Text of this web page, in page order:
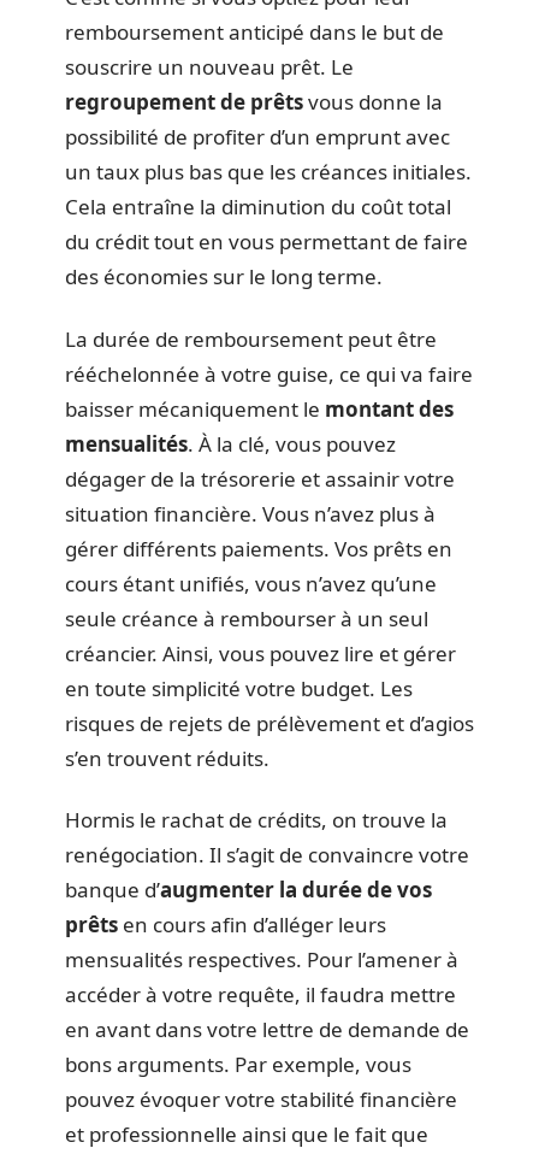
remboursement anticipé dans le but de
souscrire un nouveau prêt. Le
regroupement de prêtsvous donne la
possibilité de profiter d’un emprunt avec
un taux plus bas que les créances initiales.
Cela entraîne la diminution du coût total
du crédit tout en vous permettant de faire
des économies sur le long terme.
La durée de remboursement peut être
rééchelonnée à votre guise, ce qui va faire
baisser mécaniquement le montant des
mensualités. À la clé, vous pouvez
dégager de la trésorerie et assainir votre
situation financière. Vous n’avez plus à
gérer différents paiements. Vos prêts en
cours étant unifiés, vous n’avez qu’une
seule créance à rembourser à un seul
créancier. Ainsi, vous pouvez lire et gérer
en toute simplicité votre budget. Les
risques de rejets de prélèvement et d’agios
s’en trouvent réduits.
Hormis le rachat de crédits, on trouve la
renégociation. Il s’agit de convaincre votre
banque d’augmenter la durée de vos
prêts en cours afin d’alléger leurs
mensualités respectives. Pour l’amener à
accéder à votre requête, il faudra mettre
en avant dans votre lettre de demande de
bons arguments. Par exemple, vous
pouvez évoquer votre stabilité financière
et professionnelle ainsi que le fait que